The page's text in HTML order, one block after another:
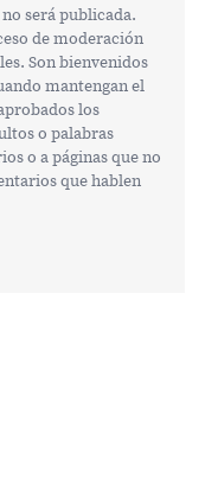
será publicada.
de moderación
Son bienvenidos
mantengan el
los
o palabras
o a páginas que no
que hablen